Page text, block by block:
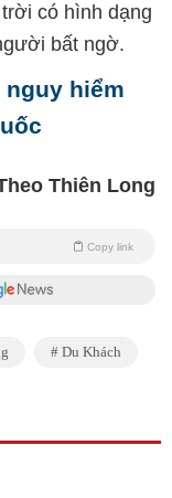
có hình dạng
bất ngờ.
hiểm
Thiên Long
Copy link
Du Khách